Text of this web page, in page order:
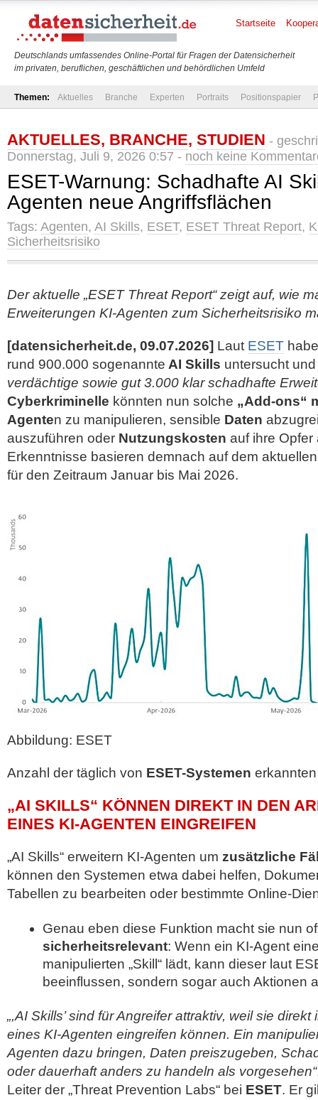
Deutschlands umfassendes Online-Portal für Fragen der Datensicherheit
im privaten, beruflichen, geschäftlichen und behördlichen Umfeld
Startseite
Themen: Aktuelles Branche Experten Portraits Positionspapier
AKTUELLES, BRANCHE, STUDIEN -
Donnerstag, Juli 9, 2026 0:57 - noch keine
ESET-Warnung: Schadhafte AI
Agenten neue Angriffsflächen
Tags: Agenten, AI Skills, ESET, ESET Threat Report,
Sicherheitsrisiko
Der aktuelle „ESET Threat Report“ zeigt auf, wie
Erweiterungen KI-Agenten zum Sicherheitsrisiko
[datensicherheit.de, 09.07.2026] Laut ESET
rund 900.000 sogenannte AI Skills untersucht
verdächtige sowie gut 3.000 klar schadhafte
Cyberkriminelle könnten nun solche „Add-ons“
Agenten zu manipulieren, sensible Daten
auszuführen oder Nutzungskosten auf ihre
Erkenntnisse basieren demnach auf dem
für den Zeitraum Januar bis Mai 2026.
Abbildung: ESET
Anzahl der täglich von ESET-Systemen erkannten
„AI SKILLS“ KÖNNEN DIREKT IN DEN
EINES KI-AGENTEN EINGREIFEN
„AI Skills“ erweitern KI-Agenten um zusätzliche
können den Systemen etwa dabei helfen,
Tabellen zu bearbeiten oder bestimmte Online-
Genau eben diese Funktion macht sie nun
sicherheitsrelevant: Wenn ein KI-Agent
manipulierten „Skill“ lädt, kann dieser laut
beeinflussen, sondern sogar auch Aktionen
„,AI Skills’ sind für Angreifer attraktiv, weil sie
eines KI-Agenten eingreifen können. Ein
Agenten dazu bringen, Daten preiszugeben,
oder dauerhaft anders zu handeln als vorgesehen“
Leiter der „Threat Prevention Labs“ bei ESET. Er